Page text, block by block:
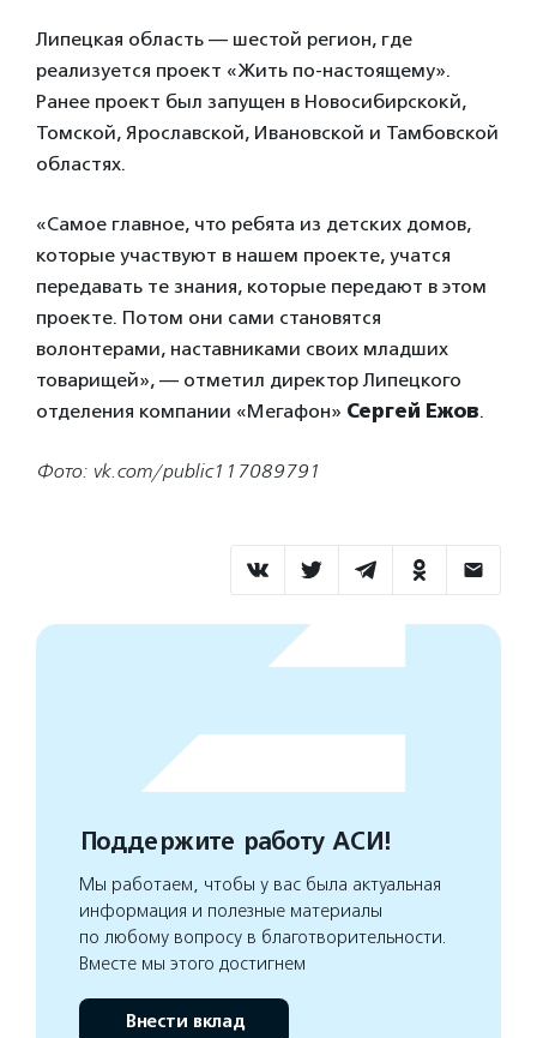
Липецкая область — шестой регион, где
реализуется проект «Жить по-настоящему».
Ранее проект был запущен в Новосибирскокй,
Томской, Ярославской, Ивановской и Тамбовской
областях.
«Самое главное, что ребята из детских домов,
которые участвуют в нашем проекте, учатся
передавать те знания, которые передают в этом
проекте. Потом они сами становятся
волонтерами, наставниками своих младших
товарищей», — отметил директор Липецкого
отделения компании «Мегафон» Сергей Ежов.
Фото: vk.com/public117089791
Поддержите работу АСИ!
Мы работаем, чтобы у вас была актуальная
информация и полезные материалы
по любому вопросу в благотворительности.
Вместе мы этого достигнем
Внести вклад